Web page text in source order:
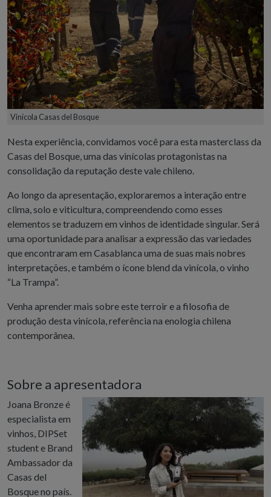
Vinícola Casas del Bosque
Nesta experiência, convidamos você para esta masterclass da
Casas del Bosque, uma das vinícolas protagonistas na
consolidação da reputação deste vale chileno.
Ao longo da apresentação, exploraremos a interação entre
clima, solo e viticultura, compreendendo como esses
elementos se traduzem em vinhos de identidade singular. Será
uma oportunidade para analisar a expressão das variedades
que encontraram em Casablanca uma de suas mais nobres
interpretações, e também o ícone blend da vinícola, o vinho
“La Trampa”.
Venha aprender mais sobre este terroir e a filosofia de
produção desta vinícola, referência na enologia chilena
contemporânea.
Sobre a apresentadora
Joana Bronze é
especialista em
vinhos, DIPSet
student e Brand
Ambassador da
Casas del
Bosque no país.